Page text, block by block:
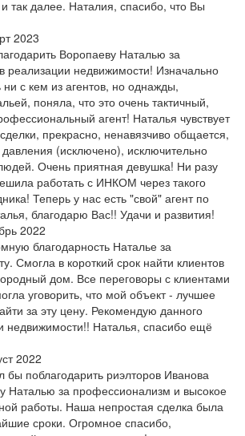
так далее. Наталия, спасибо, что Вы
2023
Воропаеву Наталью за
недвижимости! Изначально
ни с кем из агентов, но однажды,
поняла, что это очень тактичный,
агент! Наталья чувствует
прекрасно, ненавязчиво общается,
давления (исключено), исключительно
Очень приятная девушка! Ни разу
работать с ИНКОМ через такого
Теперь у нас есть "свой" агент по
благодарю Вас!! Удачи и развития!
2022
благодарность Наталье за
Смогла в короткий срок найти клиентов
дом. Все переговоры с клиентами
уговорить, что мой объект - лучшее
за эту цену. Рекомендую данного
недвижимости!! Наталья, спасибо ещё
2022
бы поблагодарить риэлторов Иванова
Наталью за профессионализм и высокое
работы. Наша непростая сделка была
сроки. Огромное спасибо,